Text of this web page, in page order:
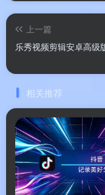
📤
MOV/MP4/
汇出 H.264/
软件特色
✨ 软件特色
上一篇
乐秀视频剪辑安卓高级
相关推荐